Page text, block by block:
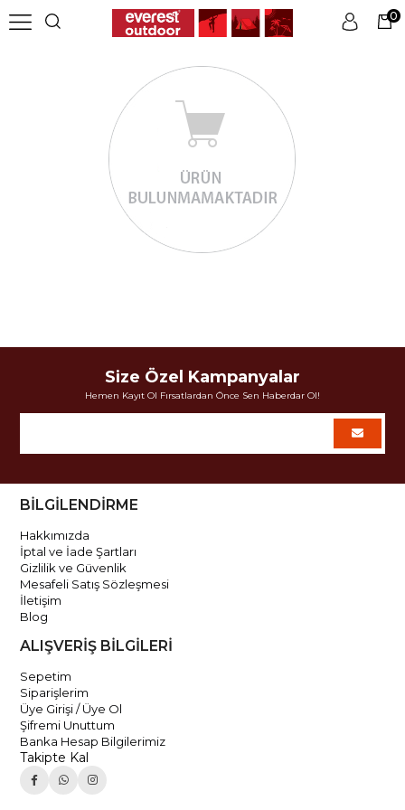
Üye Girişi Üye Ol
0
Size Özel Kampanyalar
Hemen Kayıt Ol Fırsatlardan Önce Sen Haberdar Ol!
BİLGİLENDİRME
Hakkımızda
İptal ve İade Şartları
Gizlilik ve Güvenlik
Mesafeli Satış Sözleşmesi
İletişim
Blog
ALIŞVERİŞ BİLGİLERİ
Sepetim
Siparişlerim
Üye Girişi / Üye Ol
Şifremi Unuttum
Banka Hesap Bilgilerimiz
Takipte Kal